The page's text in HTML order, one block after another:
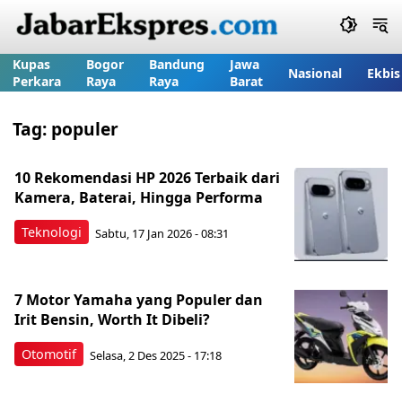
Kupas
Perkara
Bogor
Raya
Bandung
Raya
Jawa
Barat
Nasional Ekbis
Tag: populer
Teknologi
10 Rekomendasi HP 2026 Terbaik dari
Kamera, Baterai, Hingga Performa
Sabtu, 17 Jan 2026 - 08:31
Otomotif
7 Motor Yamaha yang Populer dan
Irit Bensin, Worth It Dibeli?
Selasa, 2 Des 2025 - 17:18